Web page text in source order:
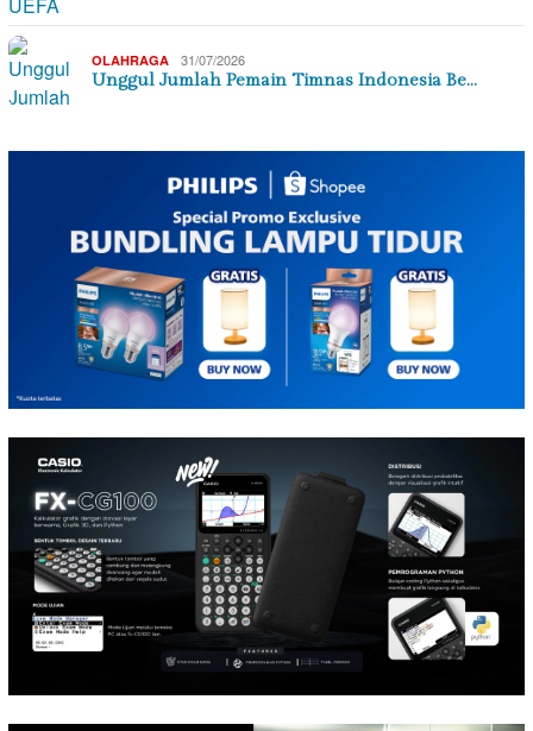
OLAHRAGA 31/07/2026
Unggul Jumlah Pemain Timnas Indonesia Be…